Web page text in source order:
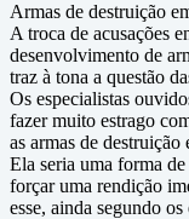
Armas de destruição
A troca de acusações
desenvolvimento de
traz à tona a questão
Os especialistas
fazer muito estrago
as armas de
Ela seria uma forma
forçar uma rendição
esse, ainda segundo